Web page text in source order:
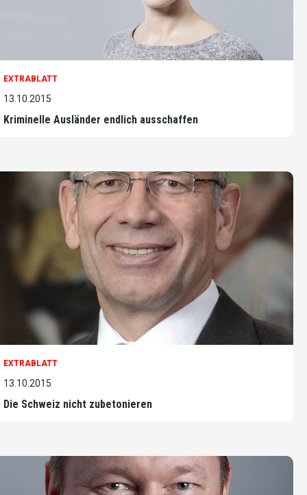
EXTRABLATT
13.10.2015
Kriminelle Ausländer endlich ausschaffen
EXTRABLATT
13.10.2015
Die Schweiz nicht zubetonieren